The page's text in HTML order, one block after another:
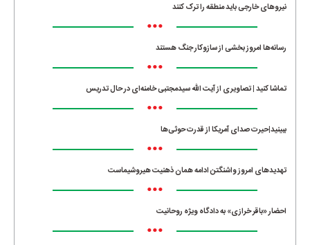
نیروهای خارجی باید منطقه را ترک کنند
•••
رسانه‌ها امروز بخشی از سازوکار جنگ هستند
•••
تماشا کنید | تصاویری از آیت الله سیدمجتبی خامنه‌ای در حال تدریس
•••
ببینید|حیرت صدای آمریکا از قدرت حوثی‌ها
•••
تهدیدهای امروز واشنگتن ادامه همان ذهنیت هیروشیماست
•••
احضار «باقر خرازی» به دادگاه ویژه روحانیت
•••